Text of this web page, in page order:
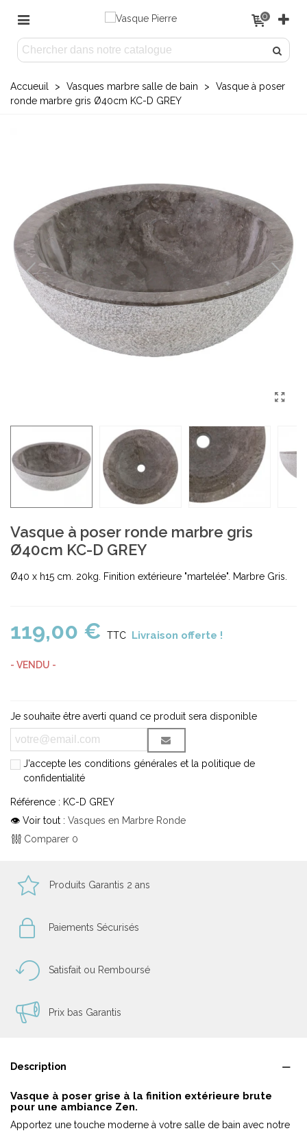
0
Accueuil > Vasques marbre salle de bain >
Vasque à poser
ronde marbre gris Ø40cm KC-D GREY
Vasque à poser ronde marbre gris
Ø40cm KC-D GREY
Ø40 x h15 cm. 20kg. Finition extérieure "martelée". Marbre Gris.
119,00 € TTC Livraison offerte !
- VENDU -
Je souhaite être averti quand ce produit sera disponible
J'accepte les conditions générales et la politique de
confidentialité
Référence : KC-D GREY
👁 Voir tout : Vasques en Marbre Ronde
Comparer 0
Produits Garantis 2 ans
Paiements Sécurisés
Satisfait ou Remboursé
Prix bas Garantis
Description
Vasque à poser grise à la finition extérieure brute
pour une ambiance Zen.
Apportez une touche moderne à votre salle de bain avec notre